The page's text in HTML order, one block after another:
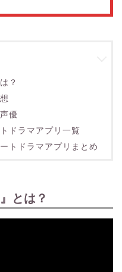
？
優
ドラマアプリ一覧
トドラマアプリまとめ
とは？